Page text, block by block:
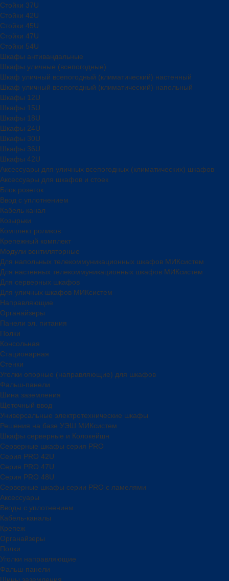
Стойки 37U
Стойки 42U
Стойки 45U
Стойки 47U
Стойки 54U
Шкафы антивандальные
Шкафы уличные (всепогодные)
Шкаф уличный всепогодный (климатический) настенный
Шкаф уличный всепогодный (климатический) напольный
Шкафы 12U
Шкафы 15U
Шкафы 18U
Шкафы 24U
Шкафы 30U
Шкафы 36U
Шкафы 42U
Аксессуары для уличных всепогодных (климатических) шкафов
Аксессуары для шкафов и стоек
Блок розеток
Ввод с уплотнением
Кабель канал
Козырьки
Комплект роликов
Крепежный комплект
Модули вентиляторные
Для напольных телекоммуникационных шкафов МИКсистем
Для настенных телекоммуникационных шкафов МИКсистем
Для серверных шкафов
Для уличных шкафов МИКсистем
Направляющие
Органайзеры
Панели эл. питания
Полки
Консольная
Стационарная
Стенки
Уголки опорные (направляющие) для шкафов
Фальш-панели
Шина заземления
Щеточный ввод
Универсальные электротехнические шкафы
Решения на базе УЭШ МИКсистем
Шкафы серверные и Колокейшн
Серверные шкафы серия PRO
Серия PRO 42U
Серия PRO 47U
Серия PRO 48U
Серверные шкафы серии PRO с ламелями
Аксессуары
Вводы с уплотнением
Кабель-каналы
Крепеж
Органайзеры
Полки
Уголки направляющие
Фальш-панели
Шины заземления